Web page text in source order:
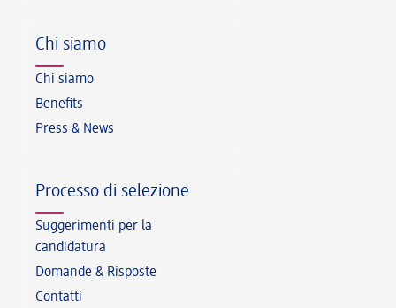
Chi siamo
Chi siamo
Benefits
Press & News
Processo di selezione
Suggerimenti per la
candidatura
Domande & Risposte
Contatti